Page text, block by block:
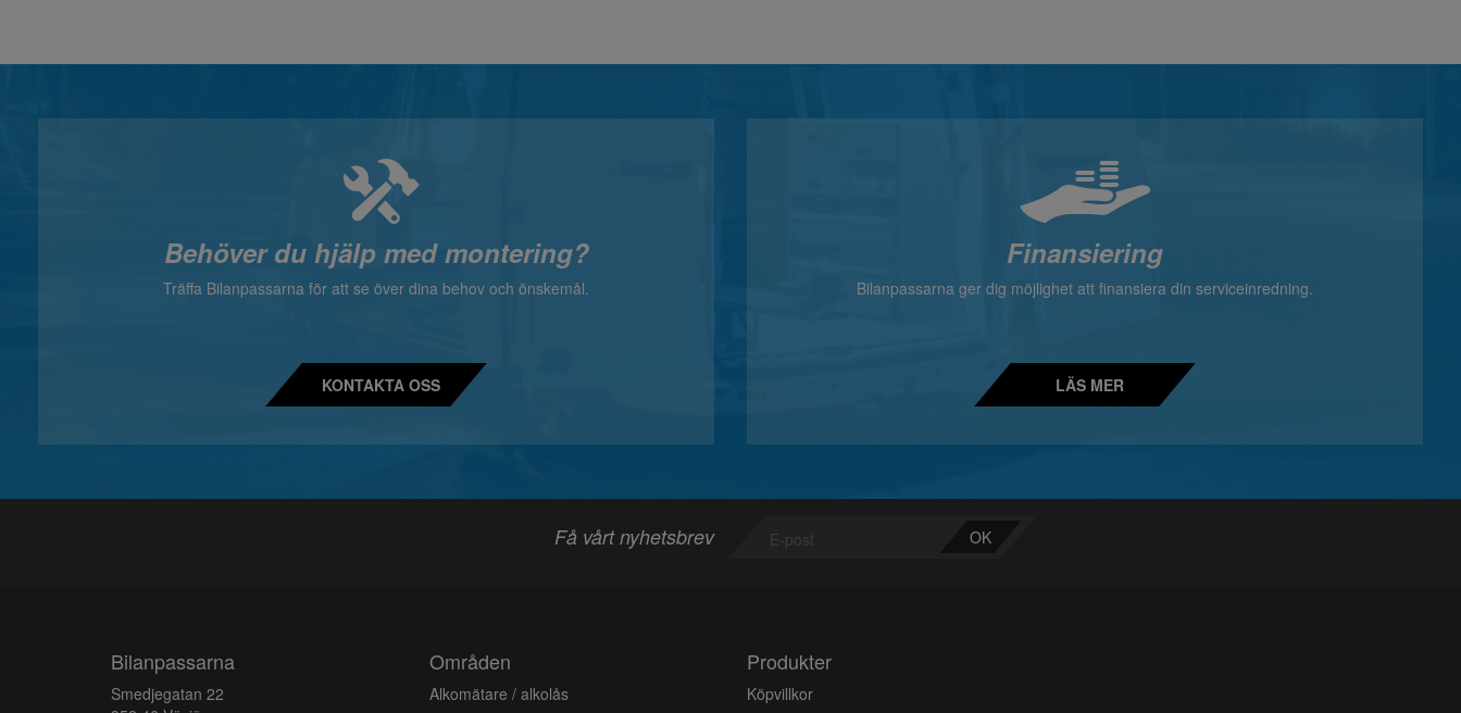
Behöver du hjälp med montering?
Träffa Bilanpassarna för att se över dina behov och önskemål.
KONTAKTA OSS
Finansiering
Bilanpassarna ger dig möjlighet att finansiera din serviceinredning.
LÄS MER
Få vårt nyhetsbrev OK
Bilanpassarna
Smedjegatan 22
Områden
Alkomätare / alkolås
Produkter
Köpvillkor